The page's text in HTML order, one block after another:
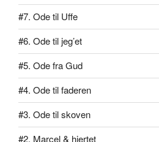
#7. Ode til Uffe
#6. Ode til jeg’et
#5. Ode fra Gud
#4. Ode til faderen
#3. Ode til skoven
#2. Marcel & hjertet